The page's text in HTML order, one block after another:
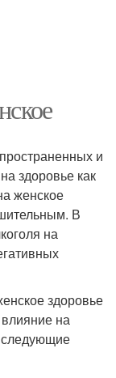
и
здоровье как
женское
В
на
здоровье
на